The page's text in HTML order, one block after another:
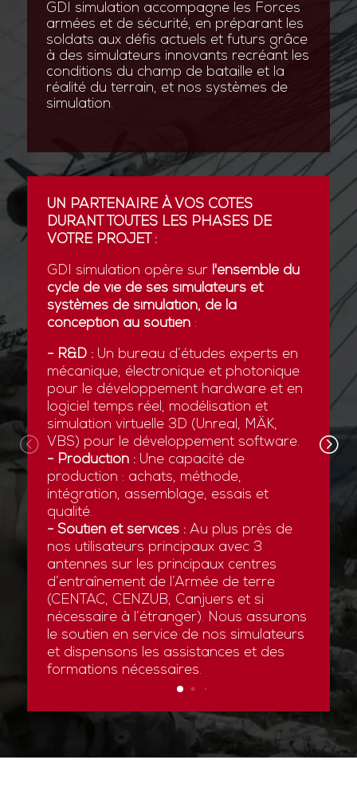
GDI simulation accompagne les Forces
armées et de sécurité, en préparant les
soldats aux défis actuels et futurs grâce
à des simulateurs innovants recréant les
conditions du champ de bataille et la
réalité du terrain, et nos systèmes de
simulation.
UN PARTENAIRE À VOS CÔTÉS
DURANT TOUTES LES PHASES DE
VOTRE PROJET :
GDI simulation opère sur l'ensemble du
cycle de vie de ses simulateurs et
systèmes de simulation, de la
conception au soutien:
- R&D :Un bureau d’études experts en
mécanique, électronique et photonique
pour le développement hardware et en
logiciel temps réel, modélisation et
simulation virtuelle 3D (Unreal, MÄK,
VBS) pour le développement software.
- Production :Une capacité de
production : achats, méthode,
intégration, assemblage, essais et
qualité.
- Soutien et services :Au plus près de
nos utilisateurs principaux avec 3
antennes sur les principaux centres
d’entraînement de l’Armée de terre
(CENTAC, CENZUB, Canjuers et si
nécessaire à l’étranger). Nous assurons
le soutien en service de nos simulateurs
et dispensons les assistances et des
formations nécessaires.